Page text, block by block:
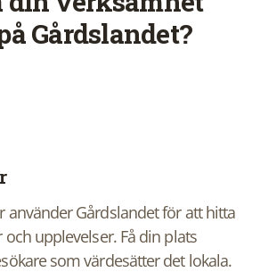
Gårdslandet?
använder Gårdslandet för att hitta
upplevelser. Få din plats
som värdesätter det lokala.